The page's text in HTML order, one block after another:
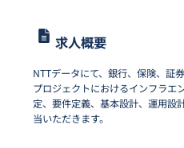
求人概要
NTTデータにて、銀行、保険、証
プロジェクトにおけるインフラエ
定、要件定義、基本設計、運用設
当いただきます。